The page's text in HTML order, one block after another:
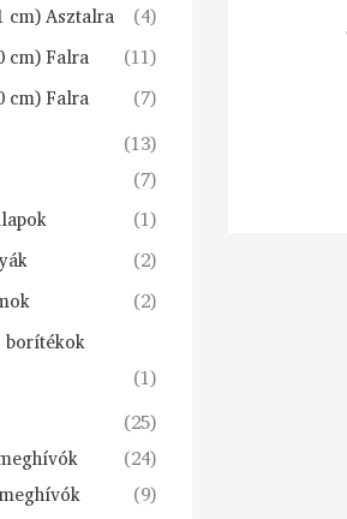
cm) Asztalra
(4)
cm) Falra
(11)
cm) Falra
(7)
(13)
(7)
(1)
(2)
(2)
borítékok
(1)
(25)
(24)
(9)